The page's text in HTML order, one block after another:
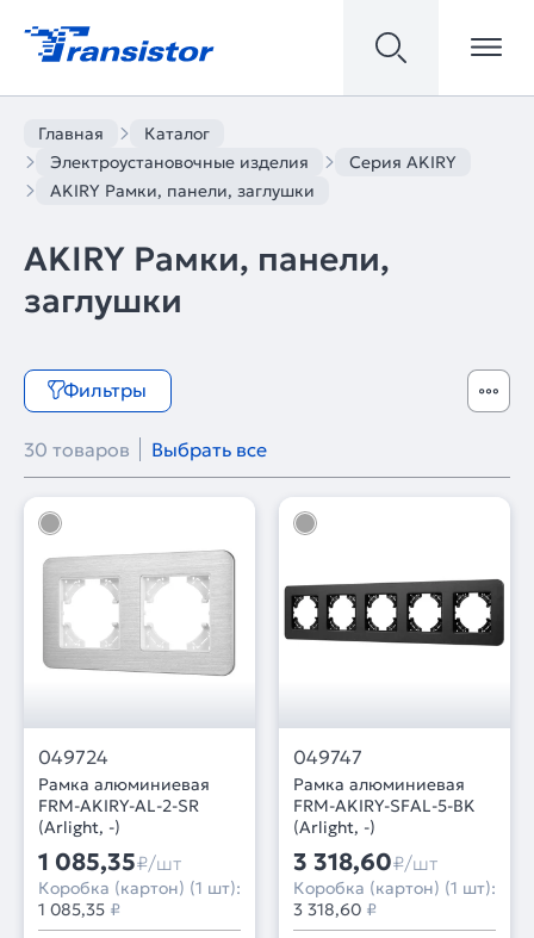
Главная
Каталог
Электроустановочные изделия
Серия AKIRY
AKIRY Рамки, панели, заглушки
AKIRY Рамки, панели,
заглушки
Фильтры
30 товаров Выбрать все
049724
Рамка алюминиевая
FRM-AKIRY-AL-2-SR
(Arlight, -)
1 085,35₽/шт
Коробка (картон) (1 шт):
1 085,35 ₽
049747
Рамка алюминиевая
FRM-AKIRY-SFAL-5-BK
(Arlight, -)
3 318,60₽/шт
Коробка (картон) (1 шт):
3 318,60 ₽